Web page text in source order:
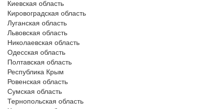
Киевская область
Кировоградская область
Луганская область
Львовская область
Николаевская область
Одесская область
Полтавская область
Республика Крым
Ровенская область
Сумская область
Тернопольская область